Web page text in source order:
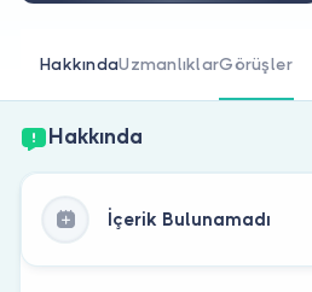
HakkındaUzmanlıklarGörüşler
Hakkında
İçerik Bulunamadı